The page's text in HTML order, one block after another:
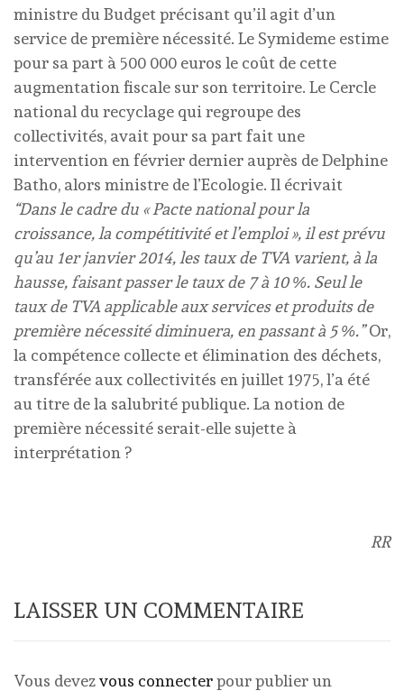
ministre du Budget précisant qu’il agit d’un
service de première nécessité. Le Symideme estime
pour sa part à 500 000 euros le coût de cette
augmentation fiscale sur son territoire. Le Cercle
national du recyclage qui regroupe des
collectivités, avait pour sa part fait une
intervention en février dernier auprès de Delphine
Batho, alors ministre de l’Ecologie. Il écrivait
“Dans le cadre du « Pacte national pour la
croissance, la compétitivité et l’emploi », il est prévu
qu’au 1er janvier 2014, les taux de TVA varient, à la
hausse, faisant passer le taux de 7 à 10 %. Seul le
taux de TVA applicable aux services et produits de
première nécessité diminuera, en passant à 5 %.”Or,
la compétence collecte et élimination des déchets,
transférée aux collectivités en juillet 1975, l’a été
au titre de la salubrité publique. La notion de
première nécessité serait-elle sujette à
interprétation ?
RR
LAISSER UN COMMENTAIRE
Vous devezvous connecterpour publier un